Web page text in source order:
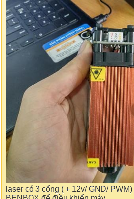
laser có 3 cổng ( + 12v/ GND/